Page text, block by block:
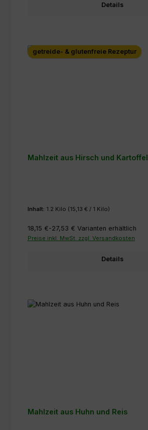
Details
getreide- & glutenfreie Rezeptur
Mahlzeit aus Hirsch und Kartoffel
Inhalt: 1.2 Kilo (15,13 € / 1 Kilo)
18,15 €-27,53 € Varianten erhältlich
Preise inkl. MwSt. zzgl. Versandkosten
Details
Mahlzeit aus Huhn und Reis